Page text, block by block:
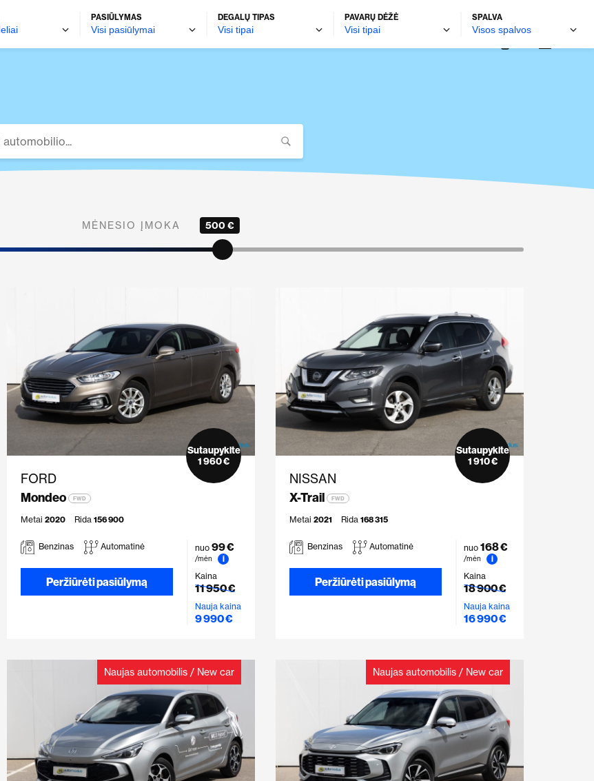
PASIŪLYMAS DEGALŲ TIPAS PAVARŲ DĖŽĖ SPALVA
MĖNESIO ĮMOKA 500 €
FORD
Mondeo
FWD
Metai 2020 Rida 156 900
Sutaupykite
1 960 €
Benzinas Automatinė
Peržiūrėti pasiūlymą
nuo 99 €
/mėn
i
Kaina
11 950 €
Nauja kaina
9 990 €
NISSAN
X-Trail
FWD
Metai 2021 Rida 168 315
Sutaupykite
1 910 €
Benzinas Automatinė
Peržiūrėti pasiūlymą
nuo 168 €
/mėn
i
Kaina
18 900 €
Nauja kaina
16 990 €
Naujas automobilis / New car Naujas automobilis / New car